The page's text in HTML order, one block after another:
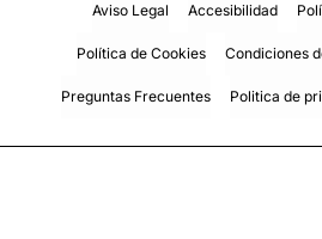
Aviso Legal Accesibilidad
Política de Cookies Condiciones
Preguntas Frecuentes Politica de